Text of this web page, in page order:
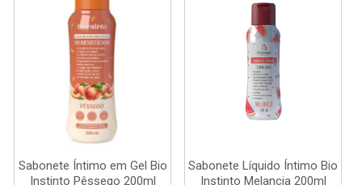
Sabonete Íntimo em Gel Bio
Instinto Pêssego 200ml
Sabonete Líquido Íntimo Bio
Instinto Melancia 200ml